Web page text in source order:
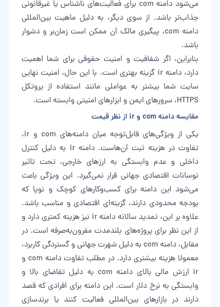
می‌شود دامنه com برای فعالیت‌های ناشناس یا غیرقانونی
جذاب‌تر باشد. از سوی دیگر، به دلیل ماهیت بین‌المللی
دامنه com، پیگیری مالک آن ممکن است زمان‌بر و دشوار
باشد.
بنابراین، اگر شفافیت و امنیت حقوقی برای شما اهمیت
دارد، دامنه ir گزینه بهتری است. با این حال، امنیت نهایی
سایت شما بیشتر به عواملی مانند استفاده از پروتکل
HTTPS، سرورهای ایمن و ابزارهای امنیتی وابسته است.
مقایسه دامنه com و ir از نظر قیمت
یکی از ویژگی‌های قابل‌توجه میان دامنه‌های com و ir،
تفاوت در هزینه ثبت آن‌هاست. دامنه ir به دلیل کنترل
داخلی و عدم وابستگی به ارزهای خارجی، تحت تاثیر
نوسانات اقتصادی جهانی قرار نمی‌گیرد. این ویژگی باعث
می‌شود این دامنه برای کسب‌وکارهای کوچک و نوپا که
بودجه محدودی دارند، گزینه‌ای اقتصادی و مناسب باشد.
علاوه بر این، تمدید سالانه دامنه ir نیز هزینه کمتری دارد و
از این نظر برای پروژه‌های بلندمدت مقرون‌به‌صرفه است. در
مقابل، دامنه com به دلیل شهرت جهانی و گستردگی کاربرد،
معمولا هزینه بیشتری دارد. در مطلب تفاوت دامنه com و
ir ارزش مالی بالای دامنه com به دلیل تقاضای بالا و
وابستگی به نرخ دلار است. این دامنه برای افرادی که قصد
دارند در بازارهای بین‌المللی فعالیت کنند یا برندسازی